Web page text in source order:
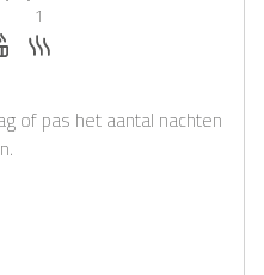
1
te boeken bij Casapilot
Whirlpool
of pas het aantal nachten